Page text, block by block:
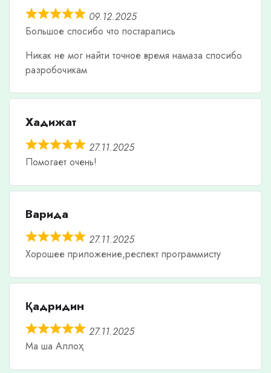
09.12.2025
Большое спосибо что постарались
Никак не мог найти точное время намаза спосибо
разробочикам
Хадижат
27.11.2025
Помогает очень!
Варида
27.11.2025
Хорошее приложение,респект программисту
Қадридин
27.11.2025
Ма ша Аллоҳ